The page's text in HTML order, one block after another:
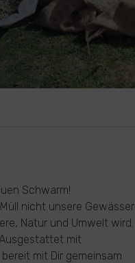
Schwarm!
nicht unsere Gewässer
Natur und Umwelt wird.
mit
mit Dir gemeinsam